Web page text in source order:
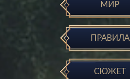
МИР
ПРАВИЛА
СЮЖЕТ